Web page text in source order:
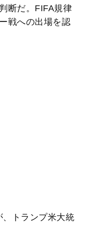
断だ。FIFA規律
戦への出場を認
トランプ米大統